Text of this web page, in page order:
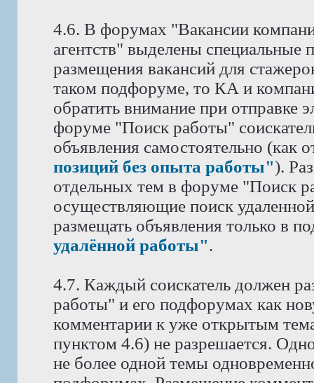
4.6. В форумах "Вакансии
агентств" выделены
размещения вакансий для
таком подфоруме, то КА и
обратить внимание при отправке
форуме "Поиск работы"
объявления самостоятельно
позиций без опыта работы").
отдельных тем в форуме "Поиск
осуществляющие поиск
размещать объявления только в
удалённой работы".
4.7. Каждый соискатель должен
работы" и его подфорумах как
комментарии к уже открытым
пунктом 4.6) не разрешается.
не более одной темы